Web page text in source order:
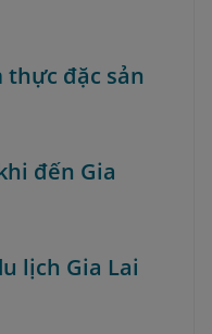
đặc sản
đến Gia
lịch Gia Lai